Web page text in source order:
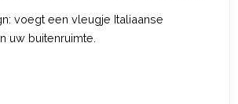
voegt een vleugje Italiaanse
uw buitenruimte.